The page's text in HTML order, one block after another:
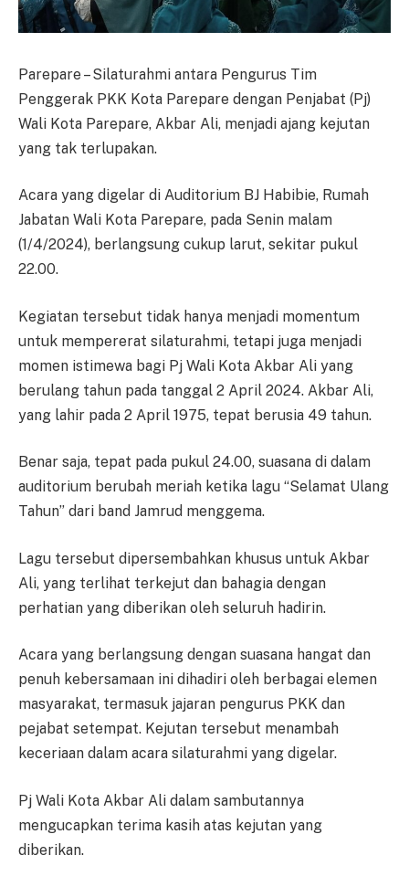
Parepare – Silaturahmi antara Pengurus Tim
Penggerak PKK Kota Parepare dengan Penjabat (Pj)
Wali Kota Parepare, Akbar Ali, menjadi ajang kejutan
yang tak terlupakan.
Acara yang digelar di Auditorium BJ Habibie, Rumah
Jabatan Wali Kota Parepare, pada Senin malam
(1/4/2024), berlangsung cukup larut, sekitar pukul
22.00.
Kegiatan tersebut tidak hanya menjadi momentum
untuk mempererat silaturahmi, tetapi juga menjadi
momen istimewa bagi Pj Wali Kota Akbar Ali yang
berulang tahun pada tanggal 2 April 2024. Akbar Ali,
yang lahir pada 2 April 1975, tepat berusia 49 tahun.
Benar saja, tepat pada pukul 24.00, suasana di dalam
auditorium berubah meriah ketika lagu “Selamat Ulang
Tahun” dari band Jamrud menggema.
Lagu tersebut dipersembahkan khusus untuk Akbar
Ali, yang terlihat terkejut dan bahagia dengan
perhatian yang diberikan oleh seluruh hadirin.
Acara yang berlangsung dengan suasana hangat dan
penuh kebersamaan ini dihadiri oleh berbagai elemen
masyarakat, termasuk jajaran pengurus PKK dan
pejabat setempat. Kejutan tersebut menambah
keceriaan dalam acara silaturahmi yang digelar.
Pj Wali Kota Akbar Ali dalam sambutannya
mengucapkan terima kasih atas kejutan yang
diberikan.